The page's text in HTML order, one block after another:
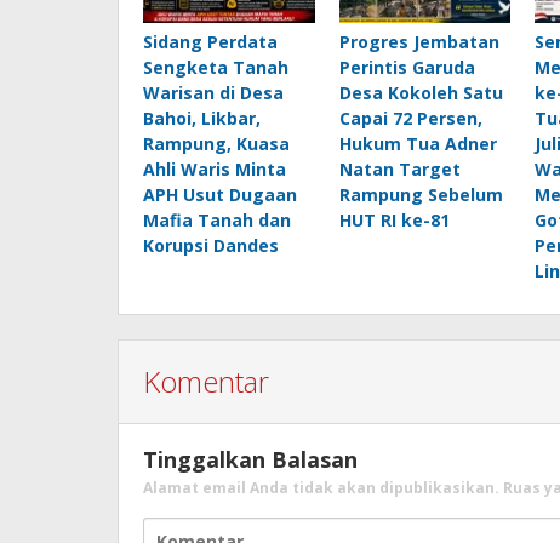
Sidang Perdata
Sengketa Tanah
Warisan di Desa
Bahoi, Likbar,
Rampung, Kuasa
Ahli Waris Minta
APH Usut Dugaan
Mafia Tanah dan
Korupsi Dandes
Progres Jembatan
Perintis Garuda
Desa Kokoleh Satu
Capai 72 Persen,
Hukum Tua Adner
Natan Target
Rampung Sebelum
HUT RI ke-81
Komentar
Tinggalkan Balasan
Alamat email Anda tidak akan dipublikasikan. Ruas